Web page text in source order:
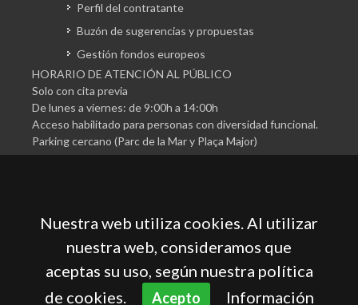
Perfil del contratante
Buzón de sugerencias y propuestas
Gestión fondos europeos
HORARIO DE ATENCIÓN AL PÚBLICO
Solo con cita previa
De lunes a viernes: de 9:00h a 14:00h
Acceso habilitado para personas con diversidad funcional.
Parking cercano (Parc de la Mar y Plaça Major)
Cámara Oficial de Comercio, Industria, Servicios y
Navegación de Mallorca
Nuestra web utiliza cookies. Al utilizar
nuestra web, consideramos que
aceptas su uso, según nuestra política
de cookies.
Acepto Información